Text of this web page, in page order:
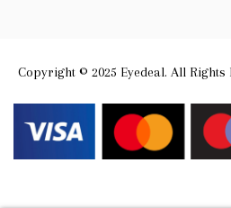
Copyright © 2025 Eyedeal. All Rights